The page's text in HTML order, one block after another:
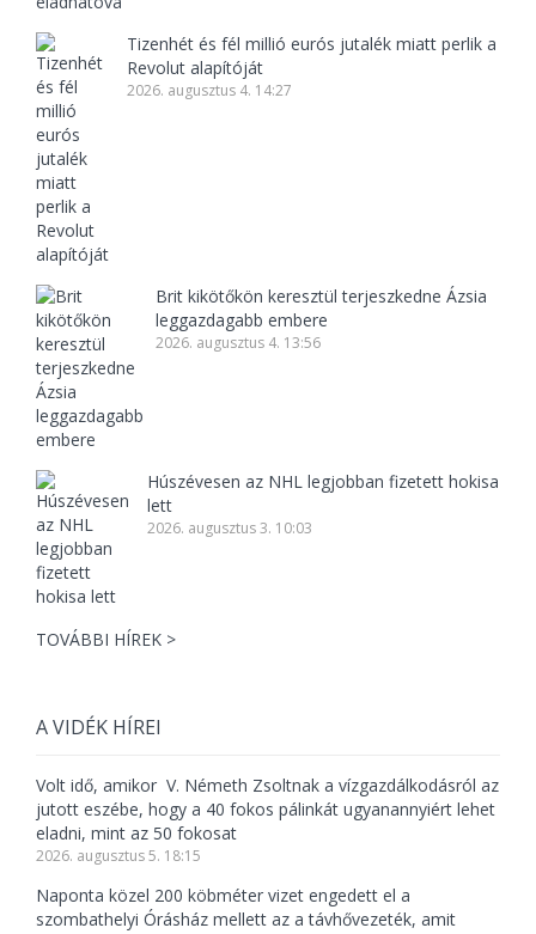
Tizenhét és fél millió eurós jutalék miatt perlik a
Revolut alapítóját
2026. augusztus 4. 14:27
Brit kikötőkön keresztül terjeszkedne Ázsia
leggazdagabb embere
2026. augusztus 4. 13:56
Húszévesen az NHL legjobban fizetett hokisa
lett
2026. augusztus 3. 10:03
TOVÁBBI HÍREK >
A VIDÉK HÍREI
Volt idő, amikor V. Németh Zsoltnak a vízgazdálkodásról az
jutott eszébe, hogy a 40 fokos pálinkát ugyanannyiért lehet
eladni, mint az 50 fokosat
2026. augusztus 5. 18:15
Naponta közel 200 köbméter vizet engedett el a
szombathelyi Órásház mellett az a távhővezeték, amit